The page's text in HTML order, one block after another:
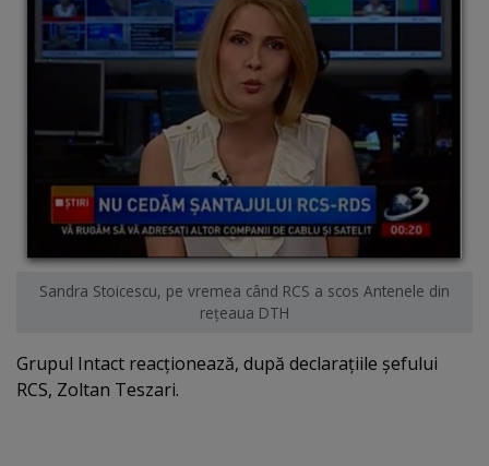
Sandra Stoicescu, pe vremea când RCS a scos Antenele din
reţeaua DTH
Grupul Intact reacţionează, după declaraţiile şefului
RCS, Zoltan Teszari.